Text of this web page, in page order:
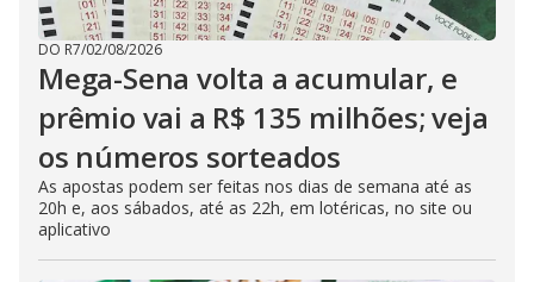
DO R7/02/08/2026
Mega-Sena volta a acumular, e
prêmio vai a R$ 135 milhões; veja
os números sorteados
As apostas podem ser feitas nos dias de semana até as
20h e, aos sábados, até as 22h, em lotéricas, no site ou
aplicativo